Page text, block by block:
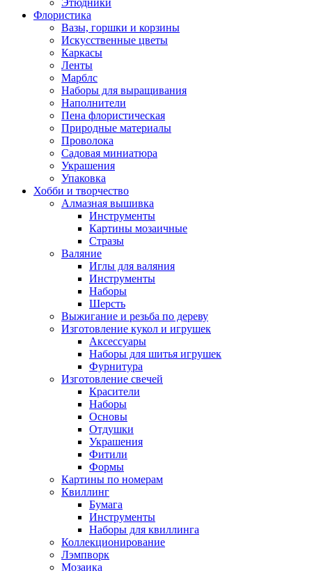
Этюдники
Флористика
Вазы, горшки и корзины
Искусственные цветы
Каркасы
Ленты
Марблс
Наборы для выращивания
Наполнители
Пена флористическая
Природные материалы
Проволока
Садовая миниатюра
Украшения
Упаковка
Хобби и творчество
Алмазная вышивка
Инструменты
Картины мозаичные
Стразы
Валяние
Иглы для валяния
Инструменты
Наборы
Шерсть
Выжигание и резьба по дереву
Изготовление кукол и игрушек
Аксессуары
Наборы для шитья игрушек
Фурнитура
Изготовление свечей
Красители
Наборы
Основы
Отдушки
Украшения
Фитили
Формы
Картины по номерам
Квиллинг
Бумага
Инструменты
Наборы для квиллинга
Коллекционирование
Лэмпворк
Мозаика